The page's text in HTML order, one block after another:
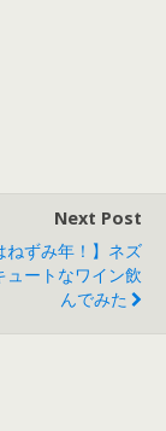
Next Post
ねずみ年！】ネズ
ュートなワイン飲
んでみた